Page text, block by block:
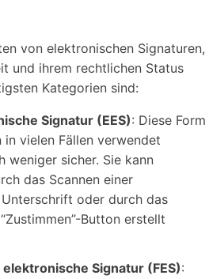
mit unseren Rechnern...
von elektronischen Signaturen,
und ihrem rechtlichen Status
Kategorien sind:
Signatur (EES): Diese Form
vielen Fällen verwendet
weniger sicher. Sie kann
das Scannen einer
oder durch das
Button erstellt
Signatur (FES):